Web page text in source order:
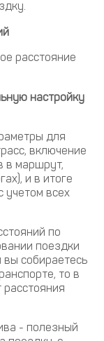
расстояние
настройку
для
включение
в маршрут,
и в итоге
учетом всех
по
поездки
вы собираетесь
то в
- полезный